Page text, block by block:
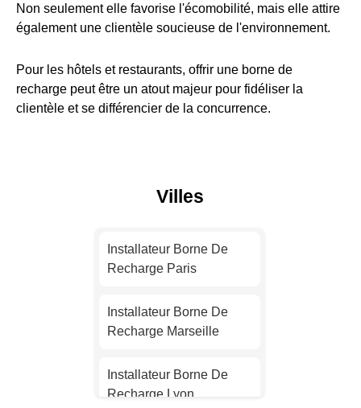
Non seulement elle favorise l'écomobilité, mais elle attire
également une clientèle soucieuse de l'environnement.
Pour les hôtels et restaurants, offrir une borne de
recharge peut être un atout majeur pour fidéliser la
clientèle et se différencier de la concurrence.
Villes
Installateur Borne De
Recharge Paris
Installateur Borne De
Recharge Marseille
Installateur Borne De
Recharge Lyon